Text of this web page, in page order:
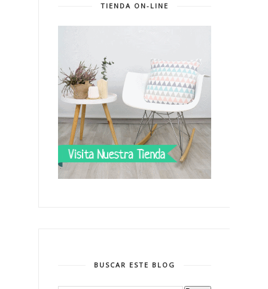
TIENDA ON-LINE
BUSCAR ESTE BLOG